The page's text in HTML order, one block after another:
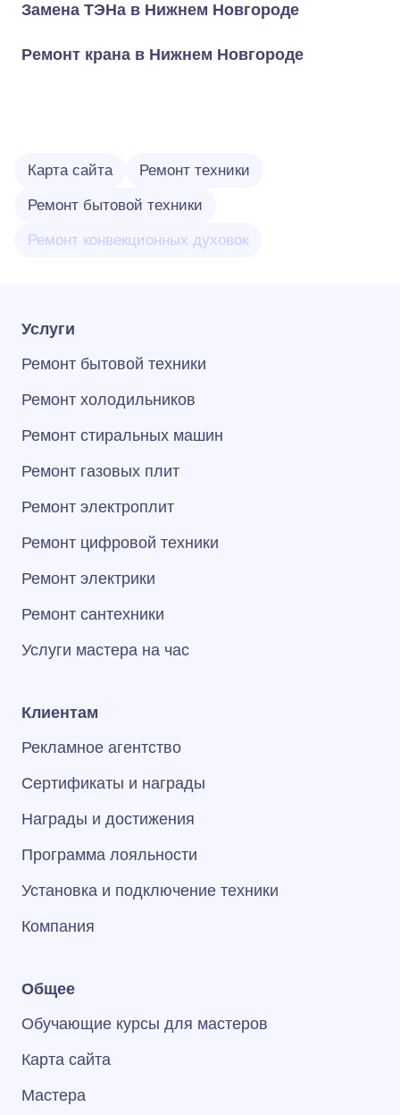
Замена ТЭНа в Нижнем Новгороде
Ремонт крана в Нижнем Новгороде
Карта сайта Ремонт техники
Ремонт бытовой техники
Ремонт конвекционных духовок
Услуги
Ремонт бытовой техники
Ремонт холодильников
Ремонт стиральных машин
Ремонт газовых плит
Ремонт электроплит
Ремонт цифровой техники
Ремонт электрики
Ремонт сантехники
Услуги мастера на час
Клиентам
Рекламное агентство
Сертификаты и награды
Награды и достижения
Программа лояльности
Установка и подключение техники
Компания
Общее
Обучающие курсы для мастеров
Карта сайта
Мастера